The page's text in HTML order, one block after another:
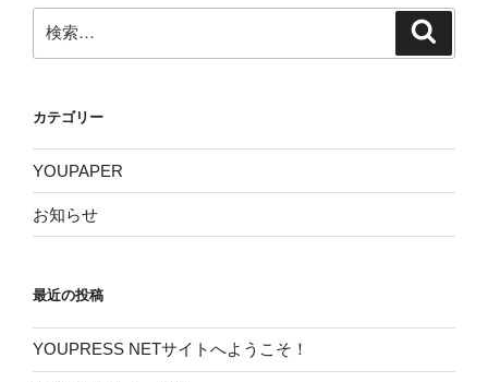
索:
カテゴリー
YOUPAPER
お知らせ
最近の投稿
YOUPRESS NETサイトへようこそ！